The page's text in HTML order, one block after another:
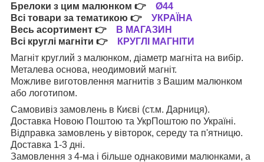
Брелоки з цим малюнком 👉 Ø44
Всі товари за тематикою 👉 УКРАЇНА
Весь асортимент 👉
В МАГАЗИН
Всі круглі магніти 👉
КРУГЛІ МАГНІТИ
Магніт круглий з малюнком, діаметр магніта на вибір.
Металева основа, неодимовий магніт.
Можливе виготовлення магнитів з Вашим малюнком
або логотипом.
Самовивіз замовлень в Києві (ст.м. Дарниця).
Доставка Новою Поштою та УкрПоштою по Україні.
Відправка замовлень у вівторок, середу та п'ятницю.
Доставка 1-3 дні.
Замовлення з 4-ма і більше однаковими малюнками, а